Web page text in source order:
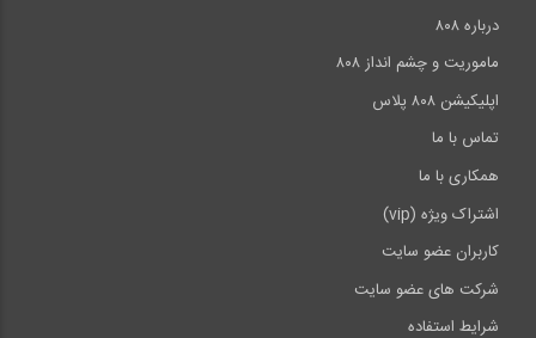
درباره ۸۰۸
ماموریت و چشم انداز ۸۰۸
اپلیکیشن ۸۰۸ پلاس
تماس با ما
همکاری با ما
اشتراک ویژه (vip)
کاربران عضو سایت
شرکت های عضو سایت
شرایط استفاده